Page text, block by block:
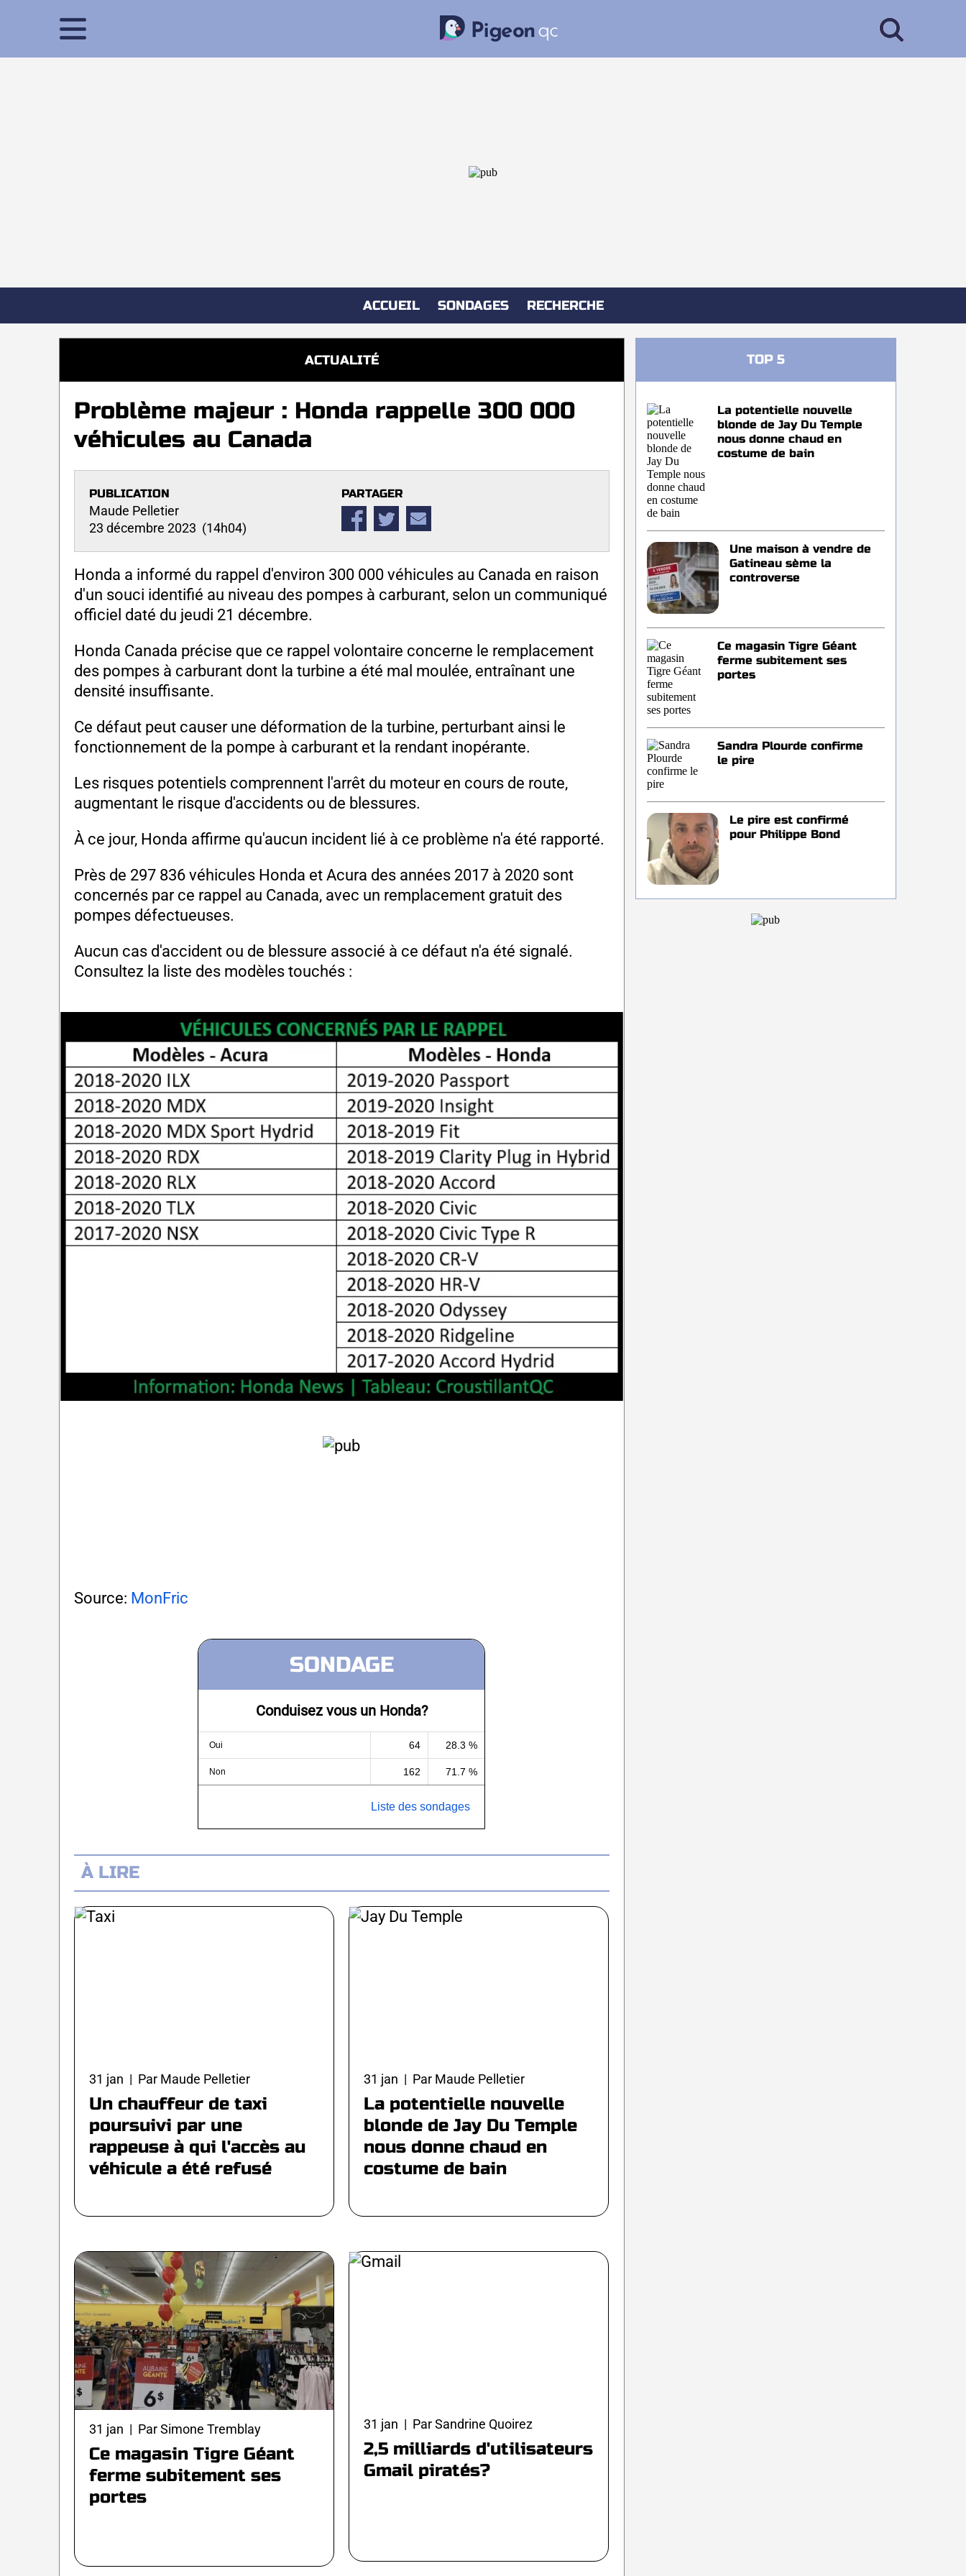
ACCUEIL SONDAGES RECHERCHE
ACTUALITÉ
Problème majeur : Honda rappelle 300 000
véhicules au Canada
PUBLICATION
Maude Pelletier
23 décembre 2023 (14h04)
PARTAGER
Honda a informé du rappel d'environ 300 000 véhicules au Canada en raison
d'un souci identifié au niveau des pompes à carburant, selon un communiqué
officiel daté du jeudi 21 décembre.
Honda Canada précise que ce rappel volontaire concerne le remplacement
des pompes à carburant dont la turbine a été mal moulée, entraînant une
densité insuffisante.
Ce défaut peut causer une déformation de la turbine, perturbant ainsi le
fonctionnement de la pompe à carburant et la rendant inopérante.
Les risques potentiels comprennent l'arrêt du moteur en cours de route,
augmentant le risque d'accidents ou de blessures.
À ce jour, Honda affirme qu'aucun incident lié à ce problème n'a été rapporté.
Près de 297 836 véhicules Honda et Acura des années 2017 à 2020 sont
concernés par ce rappel au Canada, avec un remplacement gratuit des
pompes défectueuses.
Aucun cas d'accident ou de blessure associé à ce défaut n'a été signalé.
Consultez la liste des modèles touchés :
Source: MonFric
SONDAGE
Conduisez vous un Honda?
Oui 64 28.3 %
Non 162 71.7 %
Liste des sondages
À LIRE
31 jan | Par Maude Pelletier
Un chauffeur de taxi
poursuivi par une
rappeuse à qui l'accès au
véhicule a été refusé
31 jan | Par Maude Pelletier
La potentielle nouvelle
blonde de Jay Du Temple
nous donne chaud en
costume de bain
31 jan | Par Simone Tremblay
Ce magasin Tigre Géant
ferme subitement ses
portes
31 jan | Par Sandrine Quoirez
2,5 milliards d'utilisateurs
Gmail piratés?
TOP 5
La potentielle nouvelle
blonde de Jay Du Temple
nous donne chaud en
costume de bain
Une maison à vendre de
Gatineau sème la
controverse
Ce magasin Tigre Géant
ferme subitement ses
portes
Sandra Plourde confirme
le pire
Le pire est confirmé
pour Philippe Bond